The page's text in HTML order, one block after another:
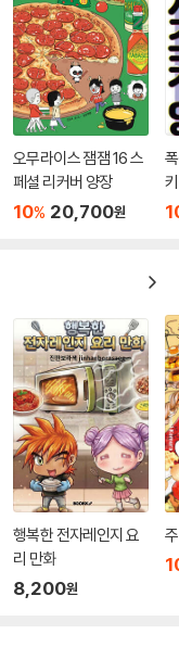
오무라이스 잼잼 16 스
페셜 리커버 양장
10% 20,700원
행복한 전자레인지 요
리 만화
8,200원